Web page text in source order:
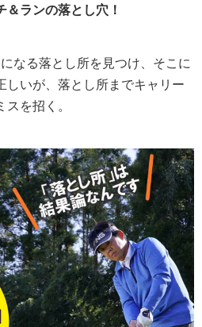
ランの落とし穴！
なる落とし所を見つけ、そこに
しいが、落とし所までキャリー
を招く。